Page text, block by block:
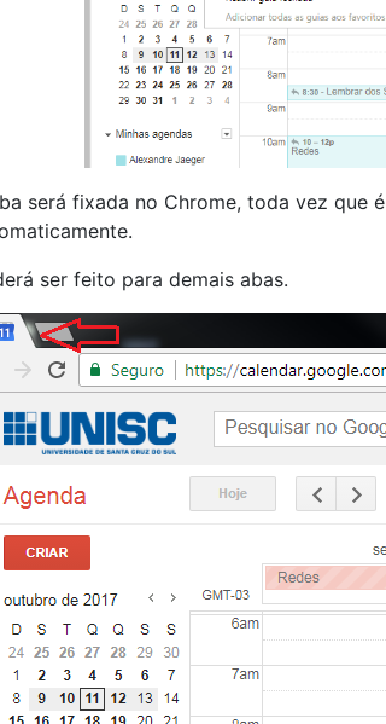
será fixada no Chrome, toda vez que
ser feito para demais abas.